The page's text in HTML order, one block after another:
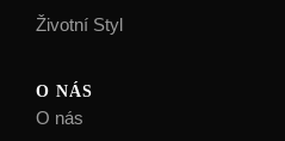
Životní Styl
O NÁS
O nás